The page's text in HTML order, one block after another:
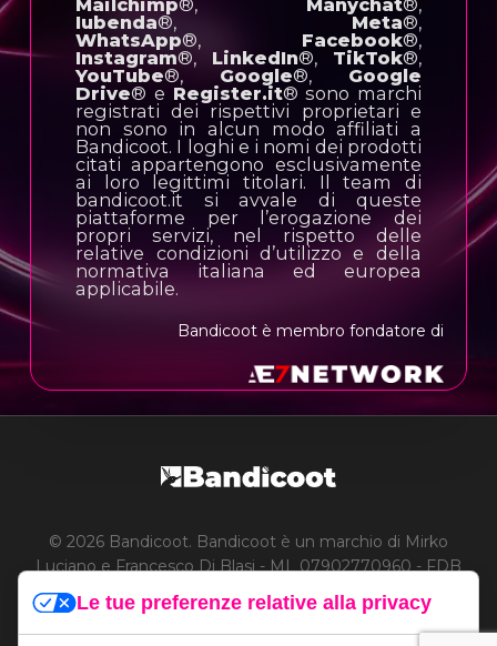
Iubenda®,Meta®,
WhatsApp®, Facebook®,
Instagram®, LinkedIn®, TikTok®,
YouTube®, Google®, Google
Drive® e Register.it® sono marchi
registrati dei rispettivi proprietari e
non sono in alcun modo affiliati a
Bandicoot. I loghi e i nomi dei prodotti
citati appartengono esclusivamente
ai loro legittimi titolari. Il team di
bandicoot.it si avvale di queste
piattaforme per l’erogazione dei
propri servizi, nel rispetto delle
relative condizioni d’utilizzo e della
normativa italiana ed europea
applicabile.
Bandicoot è membro fondatore di
© 2026 Bandicoot. Bandicoot è un marchio di Mirko
Luciano e Francesco Di Blasi - ML 07902770960 - FDB
03886590136
Le tue preferenze relative alla privacy